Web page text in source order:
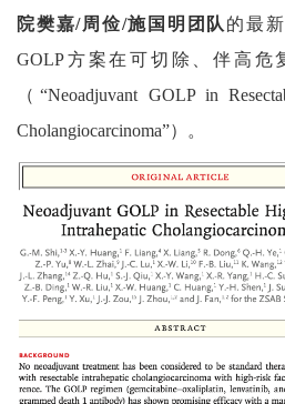
院樊嘉/周俭/施国明团队 的最
GOLP方案在可切除、伴高危
（“Neoadjuvant GOLP in
Cholangiocarcinoma”）。